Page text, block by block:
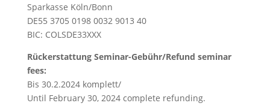
Sparkasse Köln/Bonn
DE55 3705 0198 0032 9013 40
BIC: COLSDE33XXX
Rückerstattung Seminar-Gebühr/Refund seminar
fees:
Bis 30.2.2024 komplett/
Until February 30, 2024 complete refunding.